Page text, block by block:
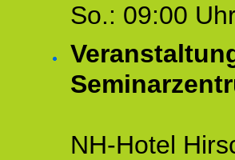
So.: 09:00
NH-Hotel